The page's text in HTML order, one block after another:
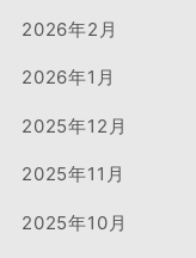
2026年2月
2026年1月
2025年12月
2025年11月
2025年10月